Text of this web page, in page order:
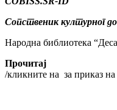
Сопственик културног
Народна библиотека
Прочитај
/кликните на за приказ